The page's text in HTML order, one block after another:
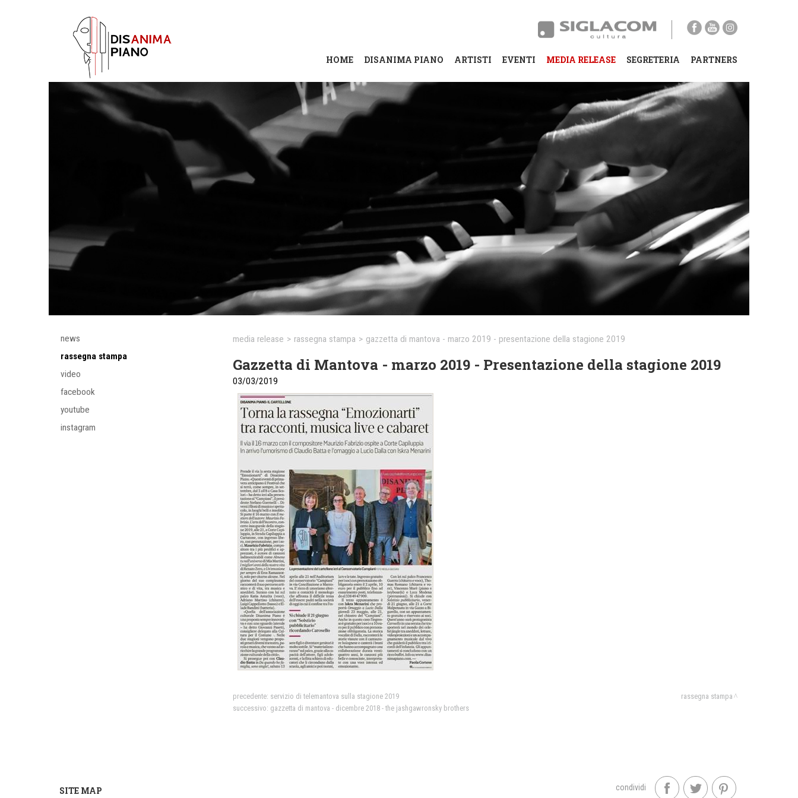
HOME DISANIMA PIANO ARTISTI EVENTI MEDIA RELEASE SEGRETERIA PARTNERS
news
rassegna stampa
video
facebook
youtube
instagram
media release > rassegna stampa > gazzetta di mantova - marzo 2019 - presentazione della stagione 2019
Gazzetta di Mantova - marzo 2019 - Presentazione della stagione 2019
03/03/2019
precedente: servizio di telemantova sulla stagione 2019
successivo: gazzetta di mantova - dicembre 2018 - the jashgawronsky brothers
rassegna stampa
condividi
SITE MAP